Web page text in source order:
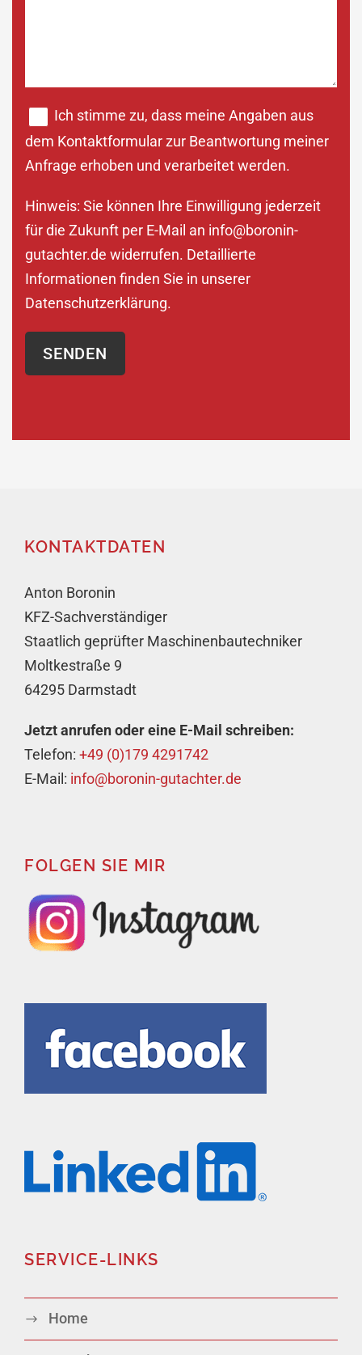
Ich stimme zu, dass meine Angaben aus
dem Kontaktformular zur Beantwortung meiner
Anfrage erhoben und verarbeitet werden.
Hinweis: Sie können Ihre Einwilligung jederzeit
für die Zukunft per E-Mail an info@boronin-
gutachter.de widerrufen. Detaillierte
Informationen finden Sie in unserer
Datenschutzerklärung.
KONTAKTDATEN
Anton Boronin
KFZ-Sachverständiger
Staatlich geprüfter Maschinenbautechniker
Moltkestraße 9
64295 Darmstadt
Jetzt anrufen oder eine E-Mail schreiben:
Telefon: +49 (0)179 4291742
E-Mail: info@boronin-gutachter.de
FOLGEN SIE MIR
SERVICE-LINKS
Home